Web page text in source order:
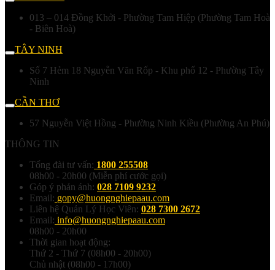
013 – 014 Đồng Khởi - Phường Tam Hiệp (Phường Tam Hoà
- Biên Hoà)
TÂY NINH
Số 7 Hẻm 18 Nguyễn Văn Rốp - Khu phố 12 - Phường Tây
Ninh
CẦN THƠ
57 Nguyễn Việt Hồng - Phường Ninh Kiều (Phường An Phú)
THÔNG TIN
Tổng đài tư vấn: 1800 255508
08h00 - 20h00 (Miễn phí cước gọi)
Góp ý phản ánh: 028 7109 9232
Email: gopy@huongnghiepaau.com
Liên hệ Quản Lý Học Viên: 028 7300 2672
Email: info@huongnghiepaau.com
08h00 - 20h00
Thời gian hoạt động:
Thứ 2 - Thứ 7 (08h00 - 20h00)
Chủ nhật (08h00 - 17h00)